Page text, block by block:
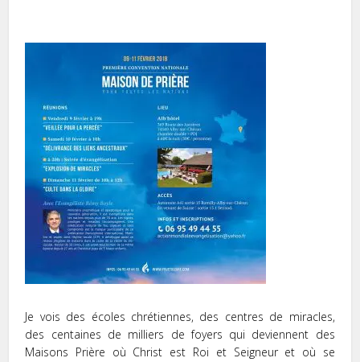
Je vois des écoles chrétiennes, des centres de miracles,
des centaines de milliers de foyers qui deviennent des
Maisons Prière où Christ est Roi et Seigneur et où se